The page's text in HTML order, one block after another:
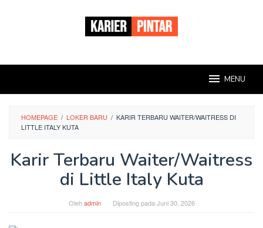
MENU
HOMEPAGE / LOKER BARU / KARIR TERBARU WAITER/WAITRESS DI
LITTLE ITALY KUTA
Karir Terbaru Waiter/Waitress
di Little Italy Kuta
Olehadmin Diposting pada Juni 30, 2026